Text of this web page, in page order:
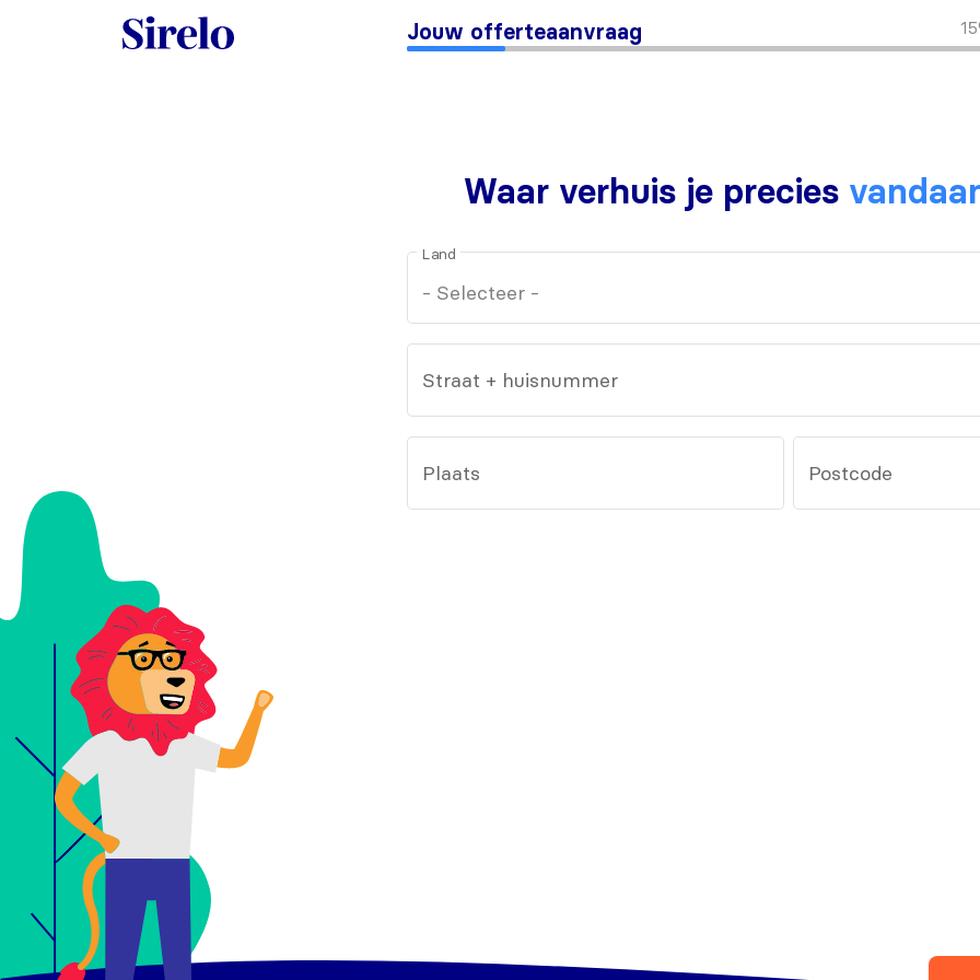
Jouw offerteaanvraag
Waar verhuis je precies
Land
Straat + huisnummer
Plaats Postcode